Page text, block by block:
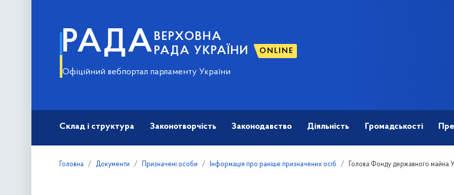
РАДА ВЕРХОВНА
РАДА УКРАЇНИ
ONLINE
Офіційний вебпортал парламенту України
Склад і структура Законотворчість Законодавство Діяльність Громадськості
Головна Документи Призначені особи Інформація про раніше призначених осіб Голова Фонду державного майна